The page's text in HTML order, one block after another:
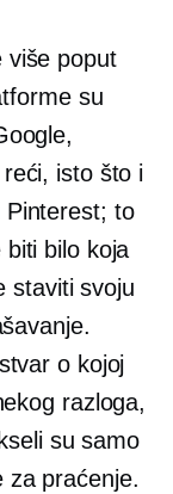
više poput
su
isto što i
Pinterest; to
biti bilo koja
staviti svoju
o kojoj
razloga,
su samo
za praćenje.